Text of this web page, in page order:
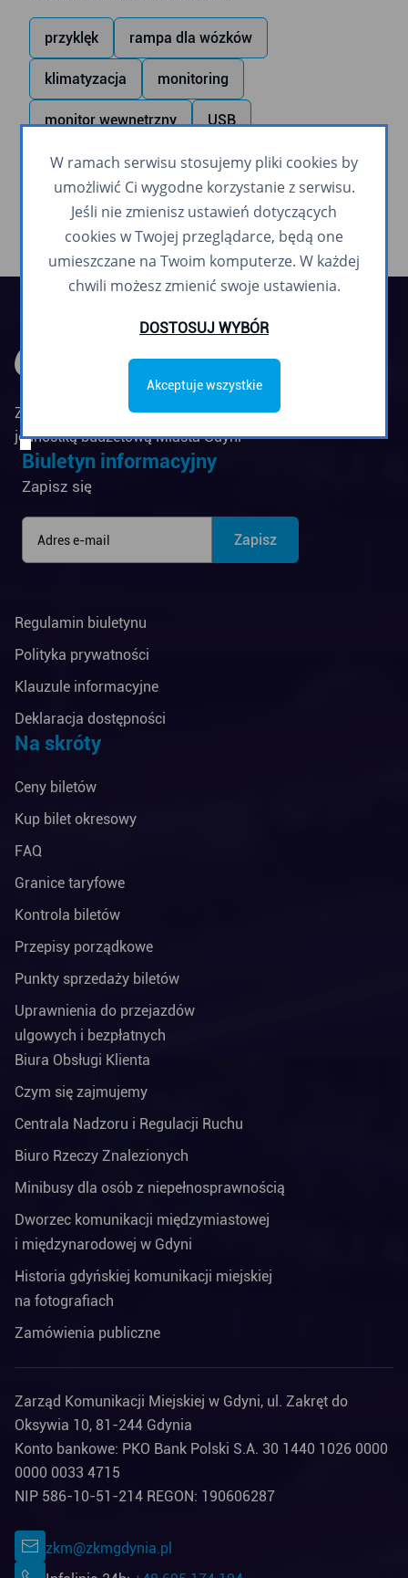
przyklęk rampa dla wózków
klimatyzacja monitoring
monitor wewnętrzny USB
zapowiadanie głosowe
Zarząd Komunikacji Miejskiej w Gdyni jest
jednostką budżetową Miasta Gdyni
Biuletyn informacyjny
Zapisz się
Regulamin biuletynu
Polityka prywatności
Klauzule informacyjne
Deklaracja dostępności
Na skróty
Ceny biletów
Kup bilet okresowy
FAQ
Granice taryfowe
Kontrola biletów
Przepisy porządkowe
Punkty sprzedaży biletów
Uprawnienia do przejazdów
ulgowych i bezpłatnych
Biura Obsługi Klienta
Czym się zajmujemy
Centrala Nadzoru i Regulacji Ruchu
Biuro Rzeczy Znalezionych
Minibusy dla osób z niepełnosprawnością
Dworzec komunikacji międzymiastowej
i międzynarodowej w Gdyni
Historia gdyńskiej komunikacji miejskiej
na fotografiach
Zamówienia publiczne
Zarząd Komunikacji Miejskiej w Gdyni, ul. Zakręt do
Oksywia 10, 81-244 Gdynia
Konto bankowe: PKO Bank Polski S.A. 30 1440 1026 0000
0000 0033 4715
NIP 586-10-51-214 REGON: 190606287
zkm@zkmgdynia.pl
W ramach serwisu stosujemy pliki cookies by
umożliwić Ci wygodne korzystanie z serwisu.
Jeśli nie zmienisz ustawień dotyczących
cookies w Twojej przeglądarce, będą one
umieszczane na Twoim komputerze. W każdej
chwili możesz zmienić swoje ustawienia.
DOSTOSUJ WYBÓR
Akceptuje wszystkie